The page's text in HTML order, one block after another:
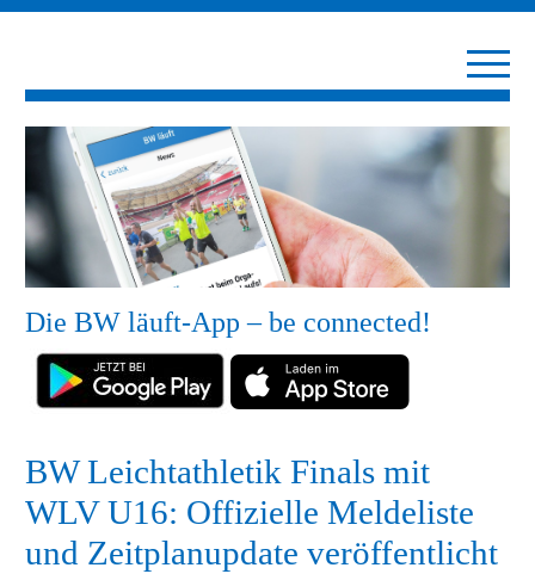
Die BW läuft-App – be connected!
BW Leichtathletik Finals mit
WLV U16: Offizielle Meldeliste
und Zeitplanupdate veröffentlicht